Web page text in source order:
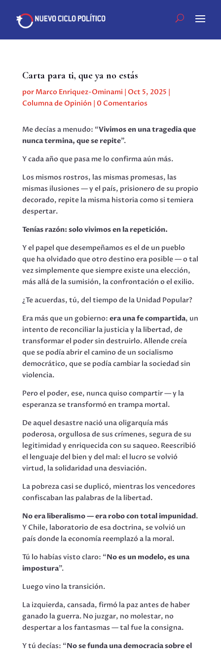
Carta para ti, que ya no estás
por Marco Enriquez-Ominami Oct 5, 2025
Columna de Opinión
0 Comentarios
Me decías a menudo: “Vivimos en una tragedia que
nunca termina, que se repite”.
Y cada año que pasa me lo confirma aún más.
Los mismos rostros, las mismas promesas, las
mismas ilusiones — y el país, prisionero de su propio
decorado, repite la misma historia como si temiera
despertar.
Tenías razón: solo vivimos en la repetición.
Y el papel que desempeñamos es el de un pueblo
que ha olvidado que otro destino era posible — o tal
vez simplemente que siempre existe una elección,
más allá de la sumisión, la confrontación o el exilio.
¿Te acuerdas, tú, del tiempo de la Unidad Popular?
Era más que un gobierno: era una fe compartida, un
intento de reconciliar la justicia y la libertad, de
transformar el poder sin destruirlo. Allende creía
que se podía abrir el camino de un socialismo
democrático, que se podía cambiar la sociedad sin
violencia.
Pero el poder, ese, nunca quiso compartir — y la
esperanza se transformó en trampa mortal.
De aquel desastre nació una oligarquía más
poderosa, orgullosa de sus crímenes, segura de su
legitimidad y enriquecida con su saqueo. Reescribió
el lenguaje del bien y del mal: el lucro se volvió
virtud, la solidaridad una desviación.
La pobreza casi se duplicó, mientras los vencedores
confiscaban las palabras de la libertad.
No era liberalismo — era robo con total impunidad.
Y Chile, laboratorio de esa doctrina, se volvió un
país donde la economía reemplazó a la moral.
Tú lo habías visto claro: “No es un modelo, es una
impostura”.
Luego vino la transición.
La izquierda, cansada, firmó la paz antes de haber
ganado la guerra. No juzgar, no molestar, no
despertar a los fantasmas — tal fue la consigna.
Y tú decías: “No se funda una democracia sobre el